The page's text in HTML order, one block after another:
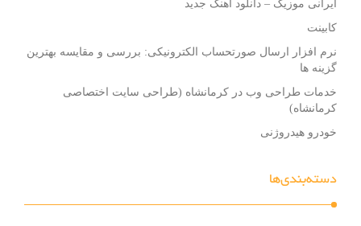
ایرانی موزیک – دانلود آهنگ جدید
کابینت
نرم افزار ارسال صورتحساب الکترونیکی: بررسی و مقایسه بهترین
گزینه ها
خدمات طراحی وب در کرمانشاه (طراحی سایت اختصاصی
کرمانشاه)
خودرو هیدروژنی
دسته‌بندی‌ها